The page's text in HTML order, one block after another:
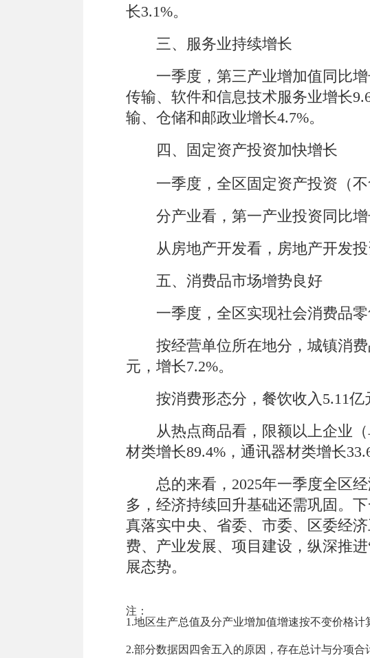
长3.1%。
三、服务业持续增长
一季度， 第三产业增加值同比
传输、软件和信息技术服务业增长
输、仓储和邮政业增长4.7%。
四、固定资产投资加快增长
一季度，全区固定资产投资（不
分产业看，第一产业投资同比
从房地产开发看，房地产开发
五、消费品市场增势良好
一季度，全区实现社会消费品
按经营单位所在地分，城镇消
元，增长7.2%。
按消费形态分，餐饮收入5.11亿
从热点商品看，限额以上企业（
材类增长89.4% ， 通讯器材类增长
总的来看，2025年一季度全区
多，经济持续回升基础还需巩固。
真落实中央、省委、市委、区委经
费、产业发展、项目建设， 纵深推进
展态势。
注：
1.地区生产总值及分产业增加值增速按不变价格计
2.部分数据因四舍五入的原因，存在总计与分项合